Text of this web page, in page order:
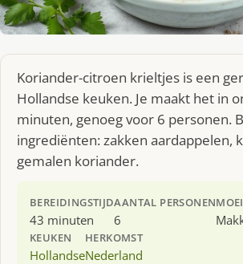
Koriander-citroen krieltjes is een
Hollandse keuken. Je maakt het in
minuten, genoeg voor 6 personen.
ingrediënten: zakken aardappelen,
gemalen koriander.
BEREIDINGSTIJD
43 minuten
AANTAL PERSONEN
6
KEUKEN
Hollandse
HERKOMST
Nederland